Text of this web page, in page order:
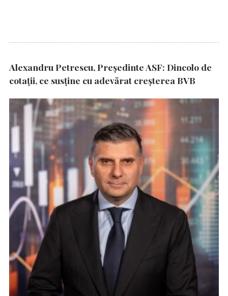
Alexandru Petrescu, Președinte ASF: Dincolo de
cotații, ce susține cu adevărat creșterea BVB